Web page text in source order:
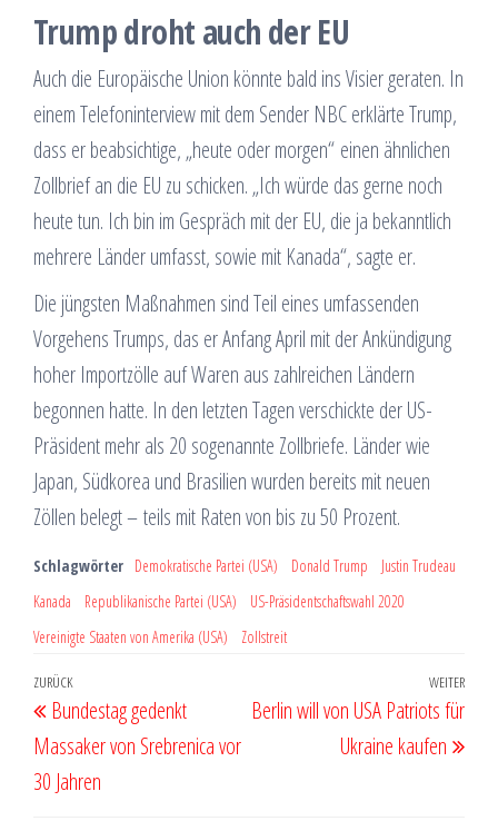
Trump droht auch der EU
Auch die Europäische Union könnte bald ins Visier geraten. In
einem Telefoninterview mit dem Sender NBC erklärte Trump,
dass er beabsichtige, „heute oder morgen“ einen ähnlichen
Zollbrief an die EU zu schicken. „Ich würde das gerne noch
heute tun. Ich bin im Gespräch mit der EU, die ja bekanntlich
mehrere Länder umfasst, sowie mit Kanada“, sagte er.
Die jüngsten Maßnahmen sind Teil eines umfassenden
Vorgehens Trumps, das er Anfang April mit der Ankündigung
hoher Importzölle auf Waren aus zahlreichen Ländern
begonnen hatte. In den letzten Tagen verschickte der US-
Präsident mehr als 20 sogenannte Zollbriefe. Länder wie
Japan, Südkorea und Brasilien wurden bereits mit neuen
Zöllen belegt – teils mit Raten von bis zu 50 Prozent.
Schlagwörter Demokratische Partei (USA) Donald Trump
Justin Trudeau
Kanada
Republikanische Partei (USA)
US-Präsidentschaftswahl 2020
Vereinigte Staaten von Amerika (USA)
Zollstreit
Beitragsnavigation
Vorheriger
Beitrag
ZURÜCK
Bundestag gedenkt
Massaker von Srebrenica vor
30 Jahren
WEITER
Berlin will von USA Patriots für
Ukraine kaufen